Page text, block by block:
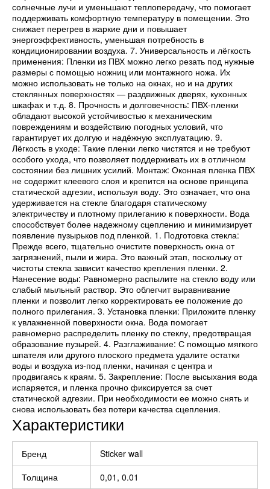
солнечные лучи и уменьшают теплопередачу, что помогает
поддерживать комфортную температуру в помещении. Это
снижает перегрев в жаркие дни и повышает
энергоэффективность, уменьшая потребность в
кондиционировании воздуха. 7. Универсальность и лёгкость
применения: Пленки из ПВХ можно легко резать под нужные
размеры с помощью ножниц или монтажного ножа. Их
можно использовать не только на окнах, но и на других
стеклянных поверхностях — раздвижных дверях, кухонных
шкафах и т.д. 8. Прочность и долговечность: ПВХ-пленки
обладают высокой устойчивостью к механическим
повреждениям и воздействию погодных условий, что
гарантирует их долгую и надёжную эксплуатацию. 9.
Лёгкость в уходе: Такие пленки легко чистятся и не требуют
особого ухода, что позволяет поддерживать их в отличном
состоянии без лишних усилий. Монтаж: Оконная пленка ПВХ
не содержит клеевого слоя и крепится на основе принципа
статической адгезии, используя воду. Это означает, что она
удерживается на стекле благодаря статическому
электричеству и плотному прилеганию к поверхности. Вода
способствует более надежному сцеплению и минимизирует
появление пузырьков под пленкой. 1. Подготовка стекла:
Прежде всего, тщательно очистите поверхность окна от
загрязнений, пыли и жира. Это важный этап, поскольку от
чистоты стекла зависит качество крепления пленки. 2.
Нанесение воды: Равномерно распылите на стекло воду или
слабый мыльный раствор. Это облегчит выравнивание
пленки и позволит легко корректировать ее положение до
полного прилегания. 3. Установка пленки: Приложите пленку
к увлажненной поверхности окна. Вода помогает
равномерно распределить пленку по стеклу, предотвращая
образование пузырей. 4. Разглаживание: С помощью мягкого
шпателя или другого плоского предмета удалите остатки
воды и воздуха из-под пленки, начиная с центра и
продвигаясь к краям. 5. Закрепление: После высыхания вода
испаряется, и пленка прочно фиксируется за счет
статической адгезии. При необходимости ее можно снять и
снова использовать без потери качества сцепления.
Характеристики
Бренд
Sticker wall
Толщина
0,01, 0.01